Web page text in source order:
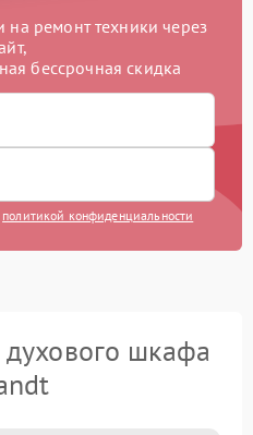
ремонт техники через
бессрочная скидка
политикой конфиденциальности
шкафа